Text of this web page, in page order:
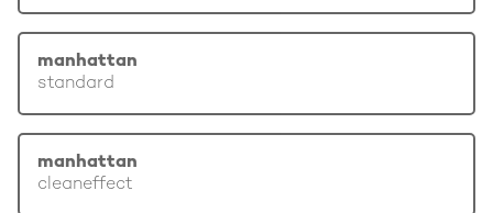
manhattan
standard
manhattan
cleaneffect